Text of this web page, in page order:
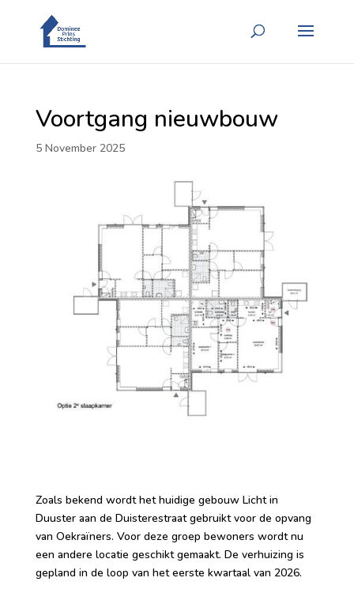
Voortgang nieuwbouw
5 November 2025
Zoals bekend wordt het huidige gebouw Licht in
Duuster aan de Duisterestraat gebruikt voor de opvang
van Oekraïners. Voor deze groep bewoners wordt nu
een andere locatie geschikt gemaakt. De verhuizing is
gepland in de loop van het eerste kwartaal van 2026.